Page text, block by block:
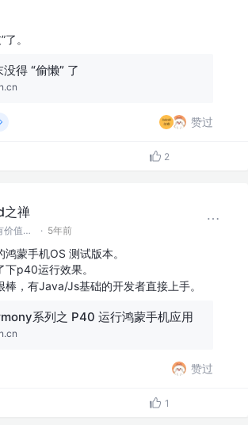
。
没得 “偷懒” 了
赞过
2
之禅
和你分享有价值有思考的技术文章 @微信 Ming_Lyan · 5年前
蒙手机OS 测试版本。
p40运行效果。
棒，有Java/Js基础的开发者直接上手。
系列之 P40 运行鸿蒙手机应用
赞过
1